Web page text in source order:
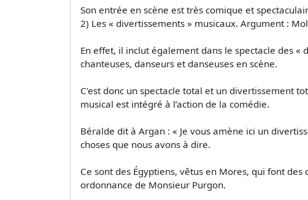
Son entrée en scène est très comique et
2) Les « divertissements » musicaux. Argument :
En effet, il inclut également dans le spectacle des «
chanteuses, danseurs et danseuses en scène.
C’est donc un spectacle total et un divertissement
musical est intégré à l’action de la comédie.
Béralde dit à Argan : « Je vous amène ici un
choses que nous avons à dire.
Ce sont des Égyptiens, vêtus en Mores, qui font
ordonnance de Monsieur Purgon.